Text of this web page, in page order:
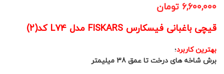
۶,۶۰۰,۰۰۰ تومان
قیچی باغبانی فیسکارس FISKARS مدل L74 کد(2)
بهترین کاربرد؛
برش شاخه های درخت تا عمق 38 میلیمتر